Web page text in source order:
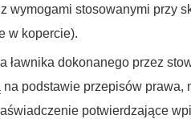
wymogami stosowanymi przy
w kopercie).
ławnika dokonanego przez
podstawie przepisów
potwierdzające